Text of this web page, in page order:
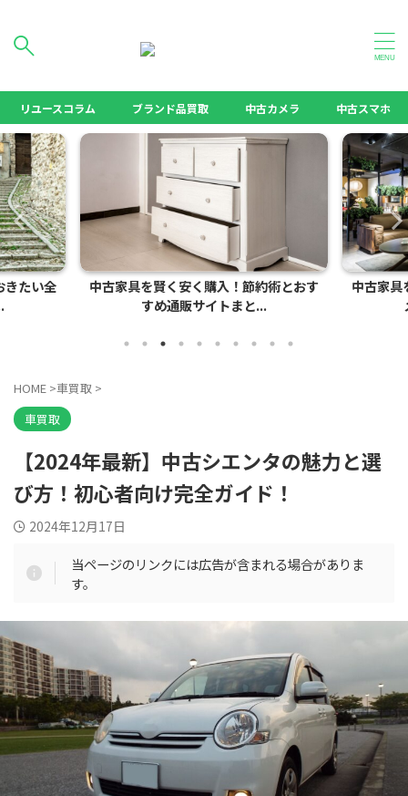
リユースコラム ブランド品買取 中古カメラ 中古スマホ
きたい全
中古家具を賢く安く購入！節約術とおす
すめ通販サイトまと...
中古家具
HOME >車買取 >
車買取
【2024年最新】中古シエンタの魅力と選
び方！初心者向け完全ガイド！
2024年12月17日
当ページのリンクには広告が含まれる場合がありま
す。